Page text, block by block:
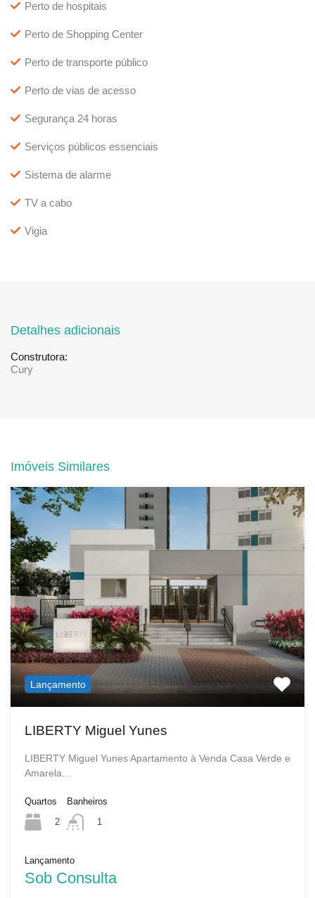
Perto de hospitais
Perto de Shopping Center
Perto de transporte público
Perto de vias de acesso
Segurança 24 horas
Serviços públicos essenciais
Sistema de alarme
TV a cabo
Vigia
Detalhes adicionais
Construtora:
Cury
Imóveis Similares
Lançamento
LIBERTY Miguel Yunes
LIBERTY Miguel Yunes Apartamento à Venda Casa Verde e
Amarela…
Quartos
2
Banheiros
1
Lançamento
Sob Consulta